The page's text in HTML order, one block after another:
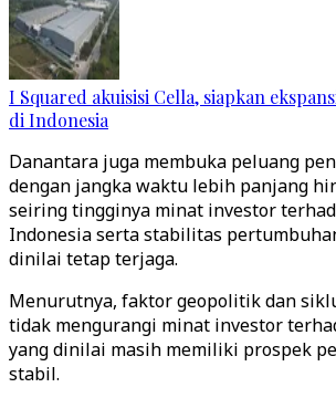
I Squared akuisisi Cella, siapkan
di Indonesia
Danantara juga membuka peluang
dengan jangka waktu lebih panjang
seiring tingginya minat investor
Indonesia serta stabilitas
dinilai tetap terjaga.
Menurutnya, faktor geopolitik dan
tidak mengurangi minat investor
yang dinilai masih memiliki prospek
stabil.